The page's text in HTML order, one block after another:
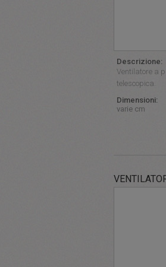
Descrizione:
Ventilatore a
telescopica.
Dimensioni:
varie cm